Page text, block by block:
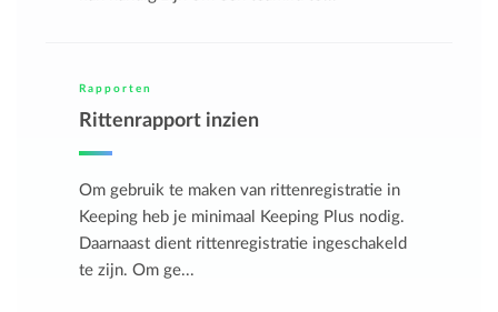
Rapporten
Rittenrapport inzien
Om gebruik te maken van rittenregistratie in
Keeping heb je minimaal Keeping Plus nodig.
Daarnaast dient rittenregistratie ingeschakeld
te zijn. Om ge...